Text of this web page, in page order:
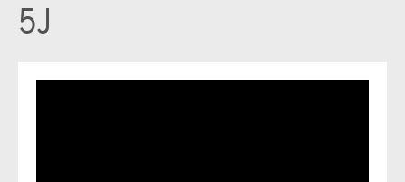
5J